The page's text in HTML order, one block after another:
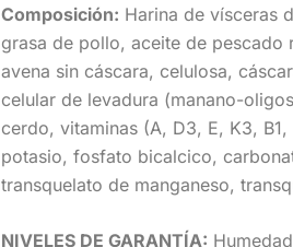
Composición: Harina de vísceras
grasa de pollo, aceite de
avena sin cáscara, celulosa,
celular de levadura (manano-
cerdo, vitaminas (A, D3, E, K3,
potasio, fosfato bicalcico,
transquelato de manganeso,
NIVELES DE GARANTÍA: